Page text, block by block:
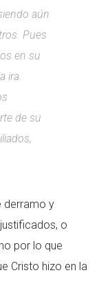
aún
Pues
en su
ira.
de su
derramo y
o
por lo que
Cristo hizo en la